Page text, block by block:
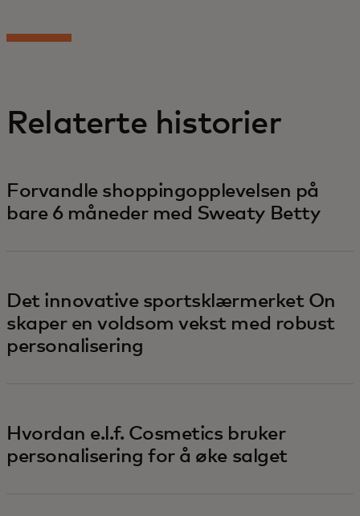
Relaterte historier
Forvandle shoppingopplevelsen på
bare 6 måneder med Sweaty Betty
Det innovative sportsklærmerket On
skaper en voldsom vekst med robust
personalisering
Hvordan e.l.f. Cosmetics bruker
personalisering for å øke salget